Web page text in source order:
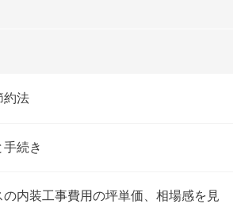
約法
続き
内装工事費用の坪単価、相場感を見